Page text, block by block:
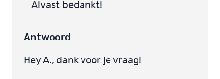
Alvast bedankt!
Antwoord
Hey A., dank voor je vraag!